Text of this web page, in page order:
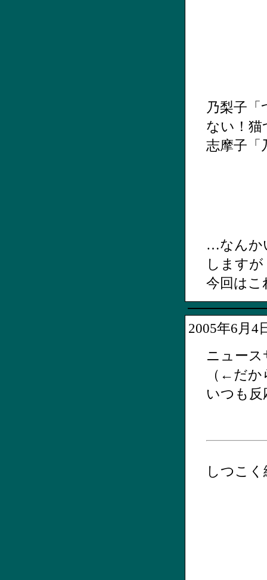
乃梨子
ない！猫
志摩子「
…なんか
しますが
今回はこ
2005年6月4
ニュー
（←だ
いつも
しつこ